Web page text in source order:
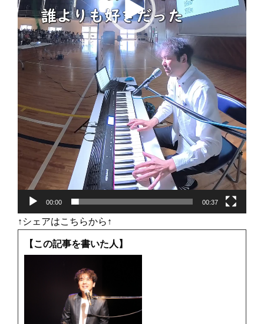
00:00 00:37
↑シェアはこちらから↑
【この記事を書いた人】